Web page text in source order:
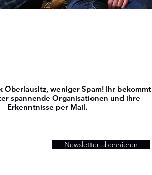
Oberlausitz, weniger Spam! Ihr bekommt
spannende Organisationen und ihre
Erkenntnisse per Mail.
Newsletter abonnieren